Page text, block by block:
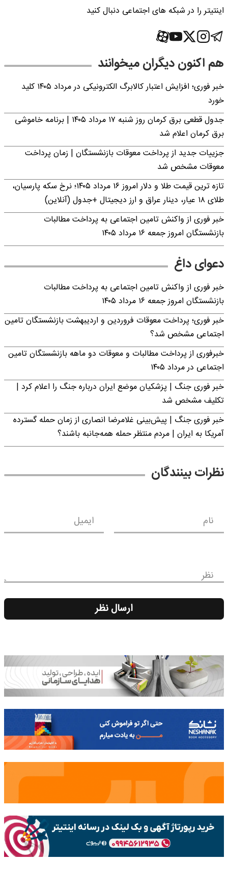
اینتیتر را در شبکه های اجتماعی دنبال کنید
هم اکنون دیگران میخوانند
خبر فوری؛ افزایش اعتبار کالابرگ الکترونیکی در مرداد ۱۴۰۵ کلید
خورد
جدول قطعی برق کرمان روز شنبه ۱۷ مرداد ۱۴۰۵ | برنامه خاموشی
برق کرمان اعلام شد
جزییات جدید از پرداخت معوقات بازنشستگان | زمان پرداخت
معوقات مشخص شد
تازه ترین قیمت طلا و دلار امروز ۱۶ مرداد ۱۴۰۵؛ نرخ سکه پارسیان،
طلای ۱۸ عیار، دینار عراق و ارز دیجیتال +جدول (آنلاین)
خبر فوری از واکنش تامین اجتماعی به پرداخت مطالبات
بازنشستگان امروز جمعه ۱۶ مرداد ۱۴۰۵
دعوای داغ
خبر فوری از واکنش تامین اجتماعی به پرداخت مطالبات
بازنشستگان امروز جمعه ۱۶ مرداد ۱۴۰۵
خبر فوری؛ پرداخت معوقات فروردین و اردیبهشت بازنشستگان تامین
اجتماعی مشخص شد؟
خبرفوری از پرداخت مطالبات و معوقات دو ماهه بازنشستگان تامین
اجتماعی در مرداد ۱۴۰۵
خبر فوری جنگ | پزشکیان موضع ایران درباره جنگ را اعلام کرد |
تکلیف مشخص شد
خبر فوری جنگ | پیش‌بینی غلامرضا انصاری از زمان حمله گسترده
آمریکا به ایران | مردم منتظر حمله همه‌جانبه باشند؟
نظرات بینندگان
نام ایمیل
نظر
ارسال نظر